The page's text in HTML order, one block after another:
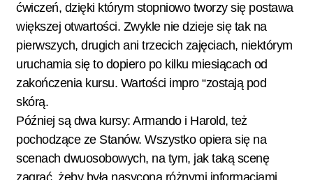
ćwiczeń, dzięki którym stopniowo tworzy się postawa
większej otwartości. Zwykle nie dzieje się tak na
pierwszych, drugich ani trzecich zajęciach, niektórym
uruchamia się to dopiero po kilku miesiącach od
zakończenia kursu. Wartości impro “zostają pod
skórą.
Później są dwa kursy: Armando i Harold, też
pochodzące ze Stanów. Wszystko opiera się na
scenach dwuosobowych, na tym, jak taką scenę
zagrać, żeby była nasycona różnymi informacjami,